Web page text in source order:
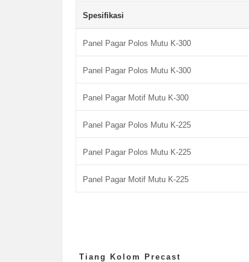
Spesifikasi
Panel Pagar Polos Mutu K-300
Panel Pagar Polos Mutu K-300
Panel Pagar Motif Mutu K-300
Panel Pagar Polos Mutu K-225
Panel Pagar Polos Mutu K-225
Panel Pagar Motif Mutu K-225
Tiang Kolom Precast